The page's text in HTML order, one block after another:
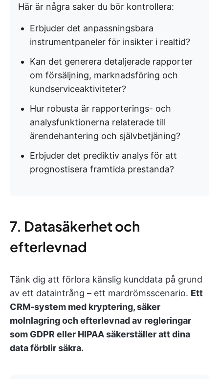
Här är några saker du bör kontrollera:
Erbjuder det anpassningsbara
instrumentpaneler för insikter i realtid?
Kan det generera detaljerade rapporter
om försäljning, marknadsföring och
kundserviceaktiviteter?
Hur robusta är rapporterings- och
analysfunktionerna relaterade till
ärendehantering och självbetjäning?
Erbjuder det prediktiv analys för att
prognostisera framtida prestanda?
7. Datasäkerhet och
efterlevnad
Tänk dig att förlora känslig kunddata på grund
av ett dataintrång – ett mardrömsscenario. Ett
CRM-system med kryptering, säker
molnlagring och efterlevnad av regleringar
som GDPR eller HIPAA säkerställer att dina
data förblir säkra.